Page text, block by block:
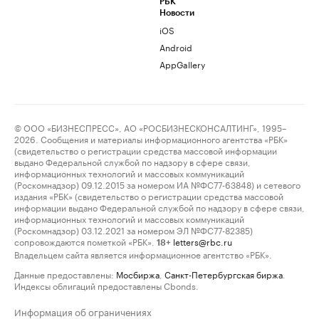
Новости
iOS
Android
AppGallery
© ООО «БИЗНЕСПРЕСС», АО «РОСБИЗНЕСКОНСАЛТИНГ», 1995–
2026. Сообщения и материалы информационного агентства «РБК»
(свидетельство о регистрации средства массовой информации
выдано Федеральной службой по надзору в сфере связи,
информационных технологий и массовых коммуникаций
(Роскомнадзор) 09.12.2015 за номером ИА №ФС77-63848) и сетевого
издания «РБК» (свидетельство о регистрации средства массовой
информации выдано Федеральной службой по надзору в сфере связи,
информационных технологий и массовых коммуникаций
(Роскомнадзор) 03.12.2021 за номером ЭЛ №ФС77-82385)
сопровождаются пометкой «РБК».
18+ letters@rbc.ru
Владельцем сайта является информационное агентство «РБК».
Данные предоставлены: Мосбиржа Санкт-Петербургская биржа
Индексы облигаций предоставлены Cbonds.
Информация об ограничениях